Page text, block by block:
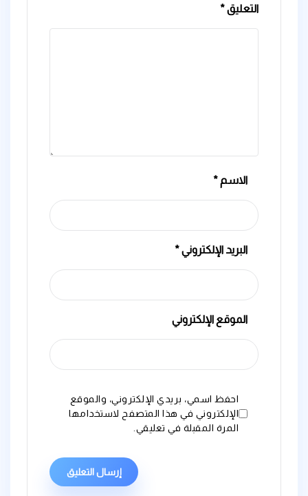
التعليق*
الاسم*
البريد الإلكتروني*
الموقع الإلكتروني
احفظ اسمي، بريدي الإلكتروني، والموقع
الإلكتروني في هذا المتصفح لاستخدامها
المرة المقبلة في تعليقي.